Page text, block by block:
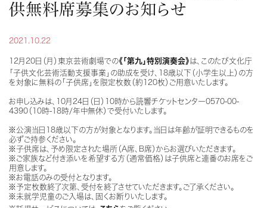
供無料席募集のお知らせ
2021.10.22
12月20日（月）東京芸術劇場での《「第九」特別演奏会》は、このたび文化庁
「子供文化芸術活動支援事業」の助成を受け、18歳以下（小学生以上）の方
を対象に無料の「子供席」を限定枚数（約120枚）ご用意いたします。
お申し込みは、10月24日（日）10時から読響チケットセンター0570-00-
4390（10時-18時/年中無休）で受付いたします。
※公演当日18歳以下の方が対象となります。当日は年齢が証明できるものを
必ずご持参ください。
※子供席は、予め限定された場所（A席、B席）からお選びいただきます。
※ご家族など付き添いを希望する方（通常価格）は子供席と連番のお席をご
用意します。
※お電話のみの受付となります。
※予定枚数終了次第、受付を終了させていただきます。ご了承ください。
※未就学児童のご入場は、固くお断りいたします。